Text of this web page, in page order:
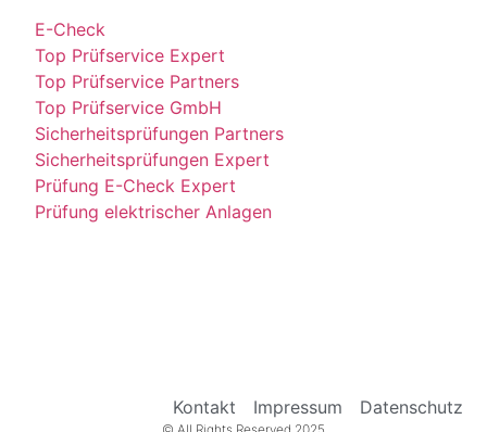
E-Check
Top Prüfservice Expert
Top Prüfservice Partners
Top Prüfservice GmbH
Sicherheitsprüfungen Partners
Sicherheitsprüfungen Expert
Prüfung E-Check Expert
Prüfung elektrischer Anlagen
Kontakt Impressum Datenschutz